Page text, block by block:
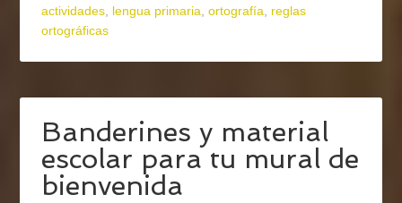
actividades, lengua primaria,ortografía, reglas
ortográficas
Banderines y material
escolar para tu mural de
bienvenida